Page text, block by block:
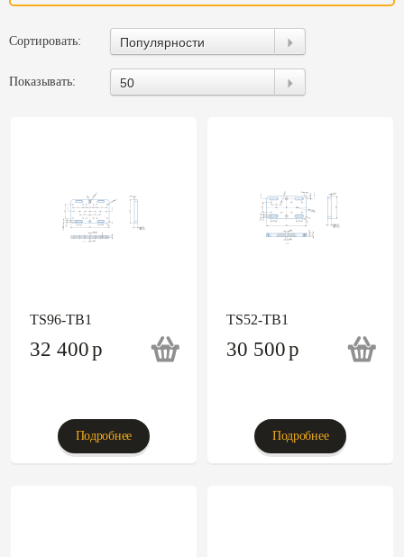
Сортировать: Популярности
Показывать: 50
TS96-TB1
32 400p
Подробнее
TS52-TB1
30 500p
Подробнее